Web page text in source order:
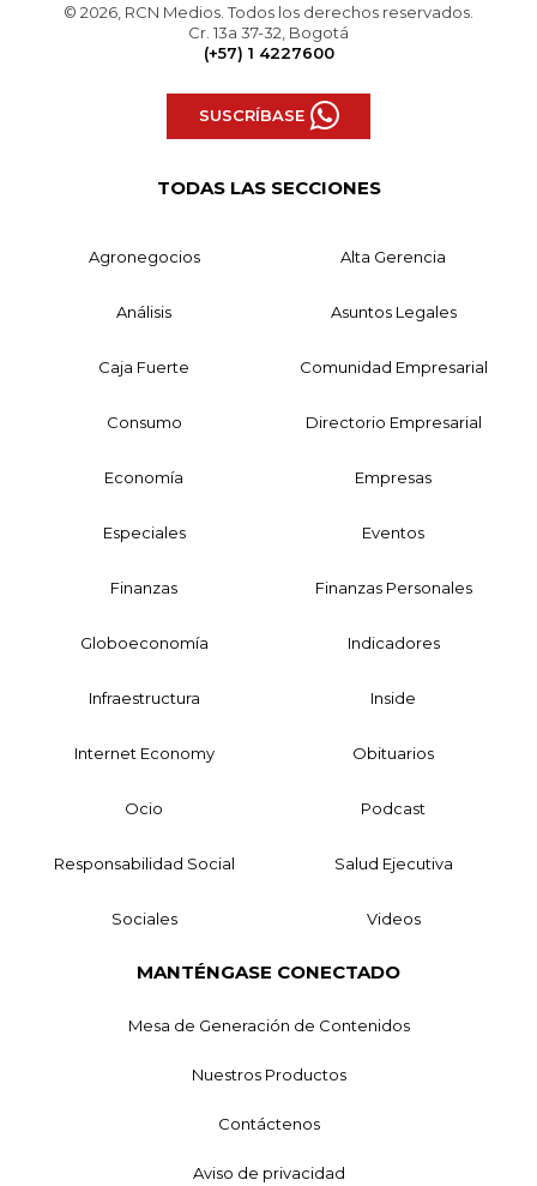
© 2026, RCN Medios. Todos los derechos reservados.
Cr. 13a 37-32, Bogotá
(+57) 1 4227600
SUSCRÍBASE
TODAS LAS SECCIONES
Agronegocios Alta Gerencia
Análisis Asuntos Legales
Caja Fuerte Comunidad Empresarial
Consumo Directorio Empresarial
Economía Empresas
Especiales Eventos
Finanzas Finanzas Personales
Globoeconomía Indicadores
Infraestructura Inside
Internet Economy Obituarios
Ocio Podcast
Responsabilidad Social Salud Ejecutiva
Sociales Videos
MANTÉNGASE CONECTADO
Mesa de Generación de Contenidos
Nuestros Productos
Contáctenos
Aviso de privacidad